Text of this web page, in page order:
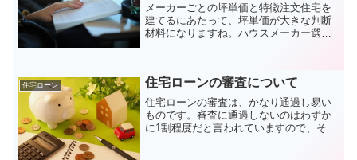
メーカーごとの坪単価と特徴注文住宅を
建てるにあたって、坪単価が大きな判断
材料になりますね。ハウスメーカー選び
考にしてみて下さい。より...
住宅ローン 住宅ローンの審査について
住宅ローンの審査は、かなり通過し易い
ものです。審査に通過しないのはわずか
に1割程度だと言われていますので、その